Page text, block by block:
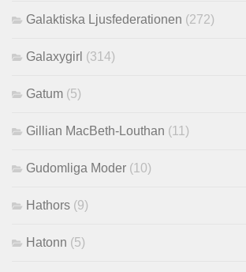
Galaktiska Ljusfederationen (272)
Galaxygirl (314)
Gatum (5)
Gillian MacBeth-Louthan (11)
Gudomliga Moder (10)
Hathors (9)
Hatonn (5)